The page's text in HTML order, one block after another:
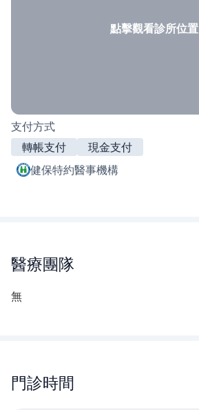
點擊觀看診所位置
支付方式
轉帳支付
現金支付
健保特約醫事機構
醫療團隊
無
門診時間